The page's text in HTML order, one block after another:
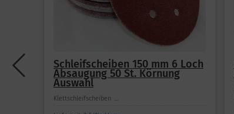
Schleifscheiben 150 mm 6 Loch
Absaugung 50 St. Körnung
Auswahl
Klettschleifscheiben ...